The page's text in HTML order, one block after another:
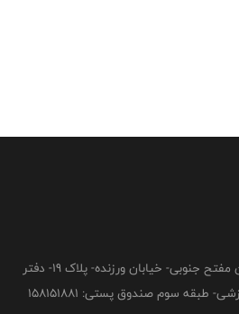
تهران- میدان هفت تیر- خیابان مفتح جنوبی- خیابان ورزنده- پلاک 19- دفتر
سوم صندوق پستی: 158151881